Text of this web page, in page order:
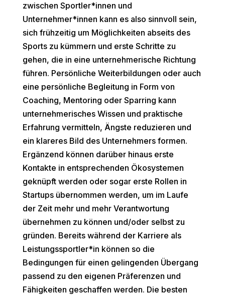
zwischen Sportler*innen und
Unternehmer*innen kann es also sinnvoll sein,
sich frühzeitig um Möglichkeiten abseits des
Sports zu kümmern und erste Schritte zu
gehen, die in eine unternehmerische Richtung
führen. Persönliche Weiterbildungen oder auch
eine persönliche Begleitung in Form von
Coaching, Mentoring oder Sparring kann
unternehmerisches Wissen und praktische
Erfahrung vermitteln, Ängste reduzieren und
ein klareres Bild des Unternehmers formen.
Ergänzend können darüber hinaus erste
Kontakte in entsprechenden Ökosystemen
geknüpft werden oder sogar erste Rollen in
Startups übernommen werden, um im Laufe
der Zeit mehr und mehr Verantwortung
übernehmen zu können und/oder selbst zu
gründen. Bereits während der Karriere als
Leistungssportler*in können so die
Bedingungen für einen gelingenden Übergang
passend zu den eigenen Präferenzen und
Fähigkeiten geschaffen werden. Die besten